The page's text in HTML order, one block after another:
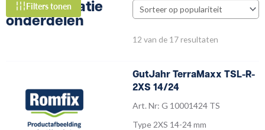
Filters tonen
Betonfundatie
onderdelen
12 van de 17 resultaten
GutJahr TerraMaxx TSL-R-
2XS 14/24
Art. Nr: G 10001424 TS
Type 2XS 14-24 mm